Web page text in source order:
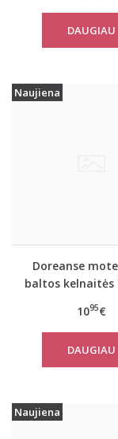
DAUGIAU
Naujiena
Doreanse
baltos kelnaitės
1095€
DAUGIAU
Naujiena